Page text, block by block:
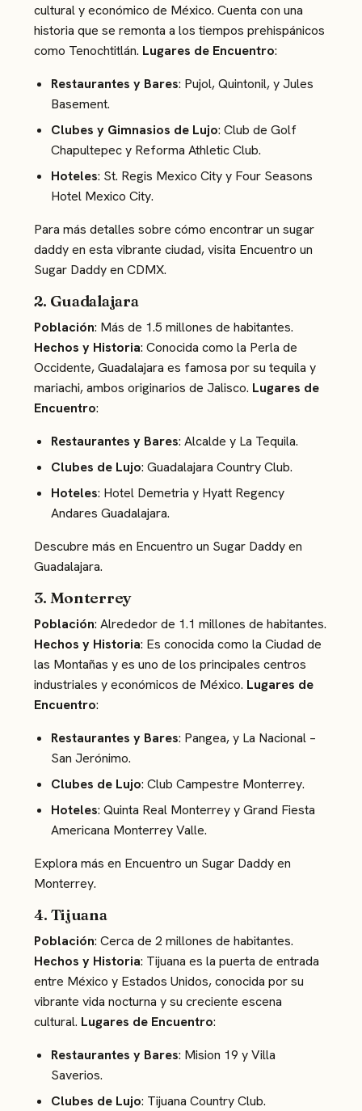
cultural y económico de México. Cuenta con una
historia que se remonta a los tiempos prehispánicos
como Tenochtitlán. Lugares de Encuentro:
Restaurantes y Bares: Pujol, Quintonil, y Jules
Basement.
Clubes y Gimnasios de Lujo: Club de Golf
Chapultepec y Reforma Athletic Club.
Hoteles: St. Regis Mexico City y Four Seasons
Hotel Mexico City.
Para más detalles sobre cómo encontrar un sugar
daddy en esta vibrante ciudad, visita Encuentro un
Sugar Daddy en CDMX.
2. Guadalajara
Población: Más de 1.5 millones de habitantes.
Hechos y Historia: Conocida como la Perla de
Occidente, Guadalajara es famosa por su tequila y
mariachi, ambos originarios de Jalisco. Lugares de
Encuentro:
Restaurantes y Bares: Alcalde y La Tequila.
Clubes de Lujo: Guadalajara Country Club.
Hoteles: Hotel Demetria y Hyatt Regency
Andares Guadalajara.
Descubre más en Encuentro un Sugar Daddy en
Guadalajara.
3. Monterrey
Población: Alrededor de 1.1 millones de habitantes.
Hechos y Historia: Es conocida como la Ciudad de
las Montañas y es uno de los principales centros
industriales y económicos de México. Lugares de
Encuentro:
Restaurantes y Bares: Pangea, y La Nacional –
San Jerónimo.
Clubes de Lujo: Club Campestre Monterrey.
Hoteles: Quinta Real Monterrey y Grand Fiesta
Americana Monterrey Valle.
Explora más en Encuentro un Sugar Daddy en
Monterrey.
4. Tijuana
Población: Cerca de 2 millones de habitantes.
Hechos y Historia: Tijuana es la puerta de entrada
entre México y Estados Unidos, conocida por su
vibrante vida nocturna y su creciente escena
cultural. Lugares de Encuentro:
Restaurantes y Bares: Mision 19 y Villa
Saverios.
Clubes de Lujo: Tijuana Country Club.